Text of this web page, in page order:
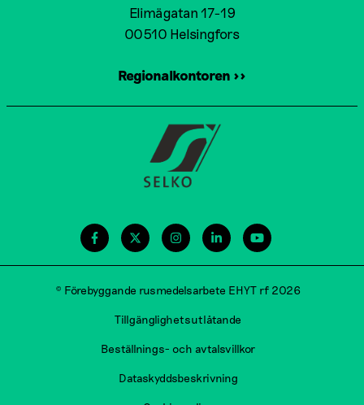
Elimägatan 17-19
00510 Helsingfors
Regionalkontoren >>
© Förebyggande rusmedelsarbete EHYT rf 2026
Tillgänglighetsutlåtande
Beställnings- och avtalsvillkor
Dataskyddsbeskrivning